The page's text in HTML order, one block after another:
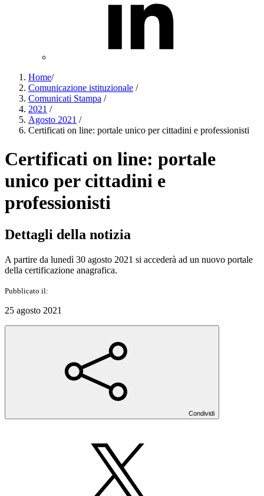
Home/
Comunicazione istituzionale /
Comunicati Stampa /
2021 /
Agosto 2021 /
Certificati on line: portale unico per cittadini e professionisti
Certificati on line: portale
unico per cittadini e
professionisti
Dettagli della notizia
A partire da lunedì 30 agosto 2021 si accederà ad un nuovo portale
della certificazione anagrafica.
Pubblicato il:
25 agosto 2021
Condividi